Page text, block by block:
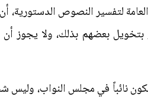
احكام المادة (73/ أولاً) والقواعد العامة
أو بتخويل بعضهم بذلك، ولا
نائباً في مجلس النواب،